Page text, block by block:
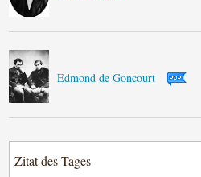
Edmond de Goncourt
Zitat des Tages